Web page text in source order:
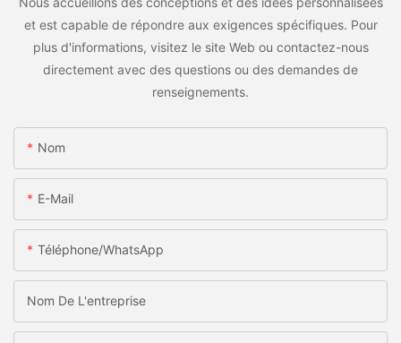
et est capable de répondre aux exigences spécifiques. Pour
plus d'informations, visitez le site Web ou contactez-nous
directement avec des questions ou des demandes de
renseignements.
Nom
E-Mail
Téléphone/WhatsApp
Nom De L'entreprise